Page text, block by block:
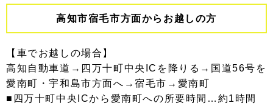
高知市宿毛市方面からお越しの方
【車でお越しの場合】
高知自動車道→四万十町中央ICを降りる→国道56号を
愛南町・宇和島市方面へ→宿毛市→愛南町
■四万十町中央ICから愛南町への所要時間…約1時間